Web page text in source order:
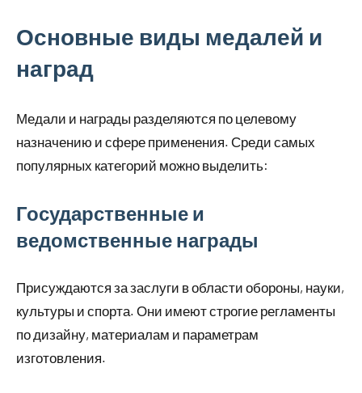
Основные виды медалей и
наград
Медали и награды разделяются по целевому
назначению и сфере применения. Среди самых
популярных категорий можно выделить:
Государственные и
ведомственные награды
Присуждаются за заслуги в области обороны, науки,
культуры и спорта. Они имеют строгие регламенты
по дизайну, материалам и параметрам
изготовления.